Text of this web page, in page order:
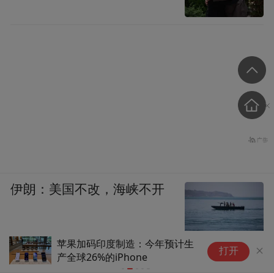
苹果加码印度制造：今年预计生
产全球26%的iPhone
打开
伊朗：美国不改，海峡不开